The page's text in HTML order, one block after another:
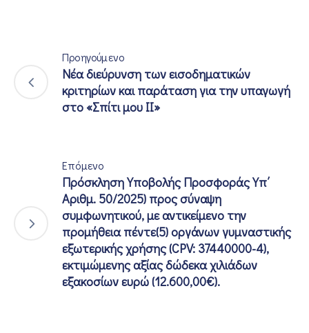
Προηγούμενο
Νέα διεύρυνση των εισοδηματικών
κριτηρίων και παράταση για την υπαγωγή
στο «Σπίτι μου ΙΙ»
Επόμενο
Πρόσκληση Υποβολής Προσφοράς Υπ΄
Αριθμ. 50/2025) προς σύναψη
συμφωνητικού, με αντικείμενο την
προμήθεια πέντε(5) οργάνων γυμναστικής
εξωτερικής χρήσης (CPV: 37440000-4),
εκτιμώμενης αξίας δώδεκα χιλιάδων
εξακοσίων ευρώ (12.600,00€).